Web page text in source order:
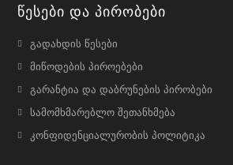
Წესები Და Პირობები
გადახდის წესები
მიწოდების პიროებები
გარანტია და დაბრუნების პირობები
სამომხმარებლო შეთანხმება
კონფიდენციალურობის პოლიტიკა